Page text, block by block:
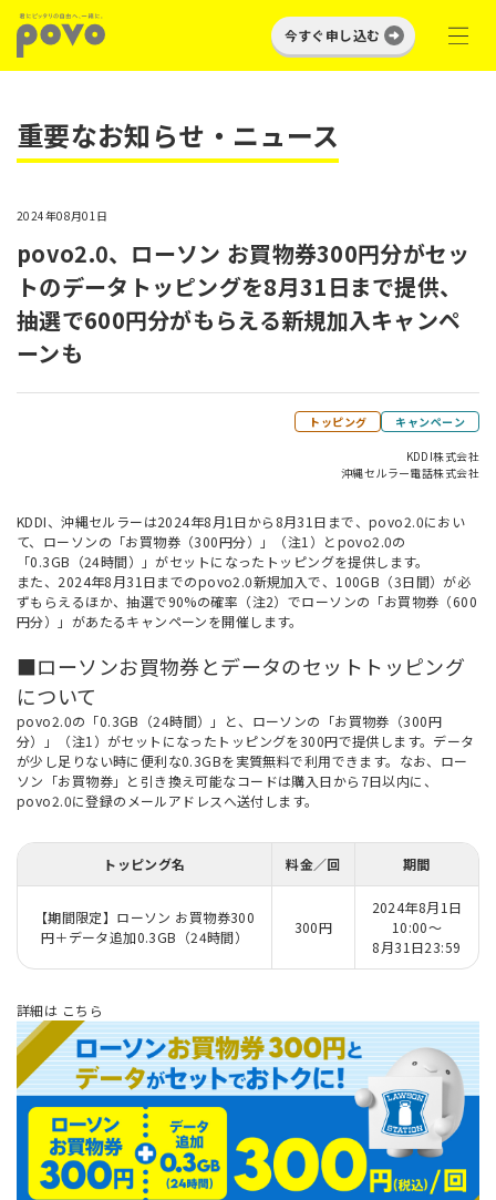
今すぐ申し込む
重要なお知らせ・ニュース
2024年08月01日
povo2.0、ローソン お買物券300円分がセッ
トのデータトッピングを8月31日まで提供、
抽選で600円分がもらえる新規加入キャンペ
ーンも
トッピング キャンペーン
KDDI株式会社
沖縄セルラー電話株式会社
KDDI、沖縄セルラーは2024年8月1日から8月31日まで、povo2.0におい
て、ローソンの「お買物券（300円分）」（注1）とpovo2.0の
「0.3GB（24時間）」がセットになったトッピングを提供します。
また、2024年8月31日までのpovo2.0新規加入で、100GB（3日間）が必
ずもらえるほか、抽選で90%の確率（注2）でローソンの「お買物券（600
円分）」があたるキャンペーンを開催します。
■ローソンお買物券とデータのセットトッピング
について
povo2.0の「0.3GB（24時間）」と、ローソンの「お買物券（300円
分）」（注1）がセットになったトッピングを300円で提供します。データ
が少し足りない時に便利な0.3GBを実質無料で利用できます。なお、ロー
ソン「お買物券」と引き換え可能なコードは購入日から7日以内に、
povo2.0に登録のメールアドレスへ送付します。
トッピング名 料金／回 期間
【期間限定】ローソン お買物券300
円＋データ追加0.3GB（24時間）
300円
2024年8月1日
10:00〜
8月31日23:59
詳細は こちら